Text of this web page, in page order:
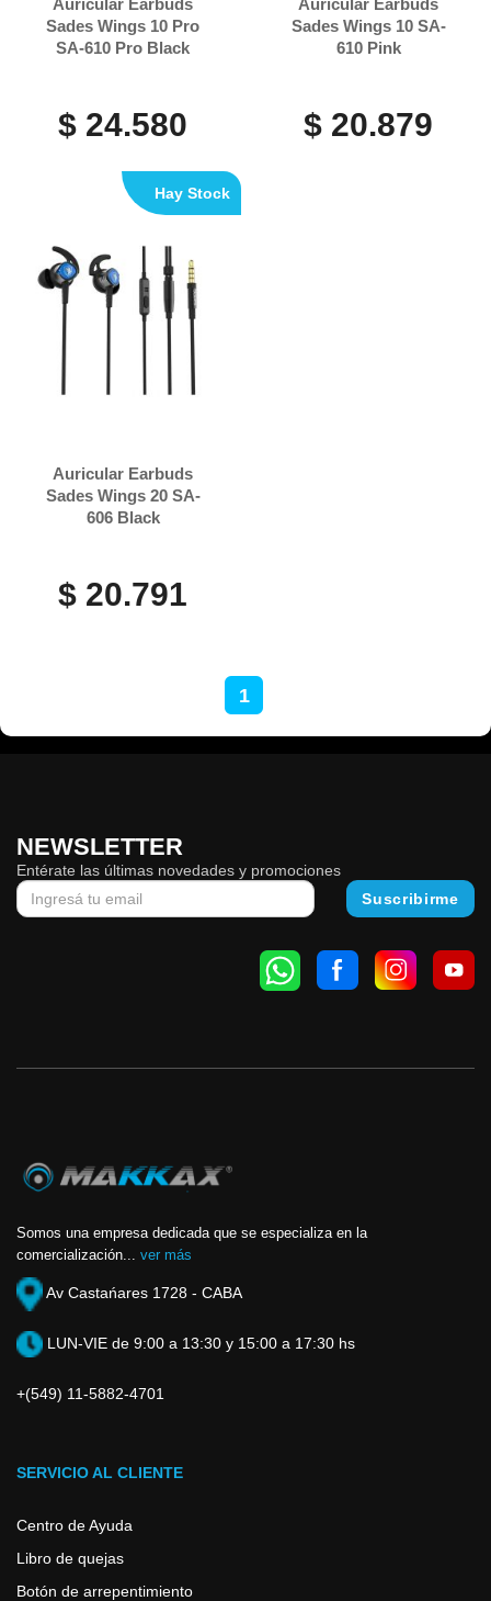
Auricular Earbuds
Sades Wings 10 Pro
SA-610 Pro Black
$ 24.580
Auricular Earbuds
Sades Wings 10 SA-
610 Pink
$ 20.879
Auricular Earbuds
Sades Wings 20 SA-
606 Black
$ 20.791
Hay Stock
1
NEWSLETTER
Entérate las últimas novedades y promociones
Somos una empresa dedicada que se especializa en la
comercialización... ver más
Av Castańares 1728 - CABA
LUN-VIE de 9:00 a 13:30 y 15:00 a 17:30 hs
+(549) 11-5882-4701
SERVICIO AL CLIENTE
Centro de Ayuda
Libro de quejas
Botón de arrepentimiento